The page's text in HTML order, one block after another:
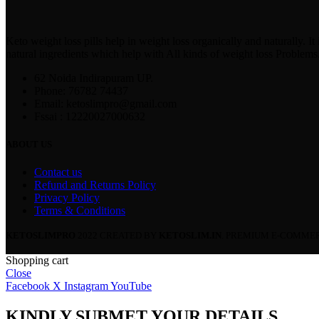
Contact us
Refund and Returns Policy
Privacy Policy
Terms & Conditions
Shopping cart
Close
Facebook X InstagramYouTube